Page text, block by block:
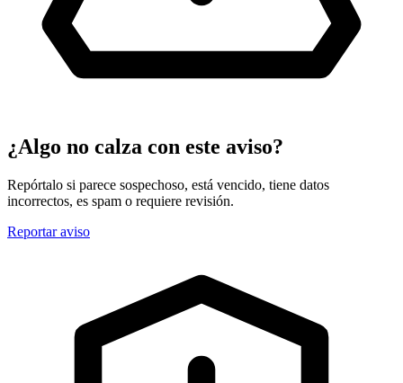
¿Algo no calza con este aviso?
Repórtalo si parece sospechoso, está vencido, tiene datos
incorrectos, es spam o requiere revisión.
Reportar aviso